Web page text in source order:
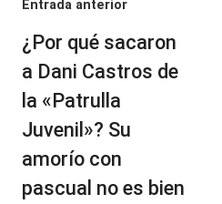
Navegación
de
entradas
Entrada anterior
¿Por qué sacaron
a Dani Castros de
la «Patrulla
Juvenil»? Su
amorío con
pascual no es bien